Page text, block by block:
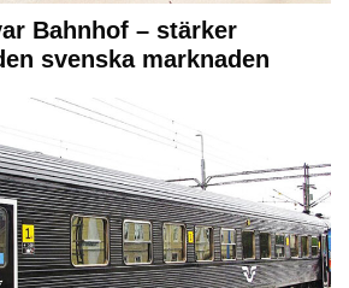
Bahnhof – stärker
svenska marknaden